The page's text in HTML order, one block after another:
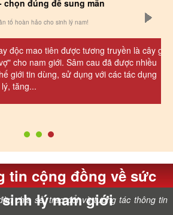
đúng để sung mãn
hảo cho sinh lý nam!
tiên được tương truyền là cây gây
nam giới. Sâm cau đã được nhiều
dùng, sử dụng với các tác dụng
tin cộng đồng về sức
lý nam giới
chia sẻ, trao đổi và tương tác thông tin